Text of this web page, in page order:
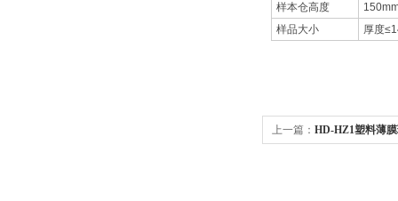
样本仓高度
样品大小
厚度
上一篇： HD-HZ1塑料薄